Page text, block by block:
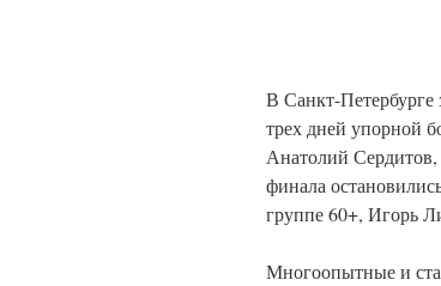
В Санкт-
трех дней упорной
Анатолий
финала
группе 60+, Игорь
Многоопытные и